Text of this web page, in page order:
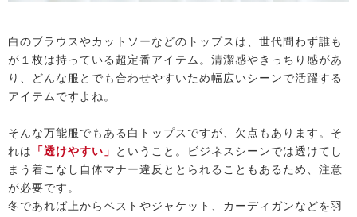
白のブラウスやカットソーなどのトップスは、世代問わず誰も
が１枚は持っている超定番アイテム。清潔感やきっちり感があ
り、どんな服とでも合わせやすいため幅広いシーンで活躍する
アイテムですよね。
そんな万能服でもある白トップスですが、欠点もあります。そ
れは
「透けやすい」
ということ。ビジネスシーンでは透けてし
まう着こなし自体マナー違反ととられることもあるため、注意
が必要です。
冬であれば上からベストやジャケット、カーディガンなどを羽